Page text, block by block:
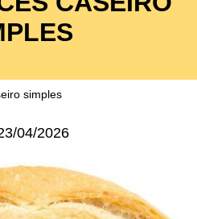
simples
04/2026